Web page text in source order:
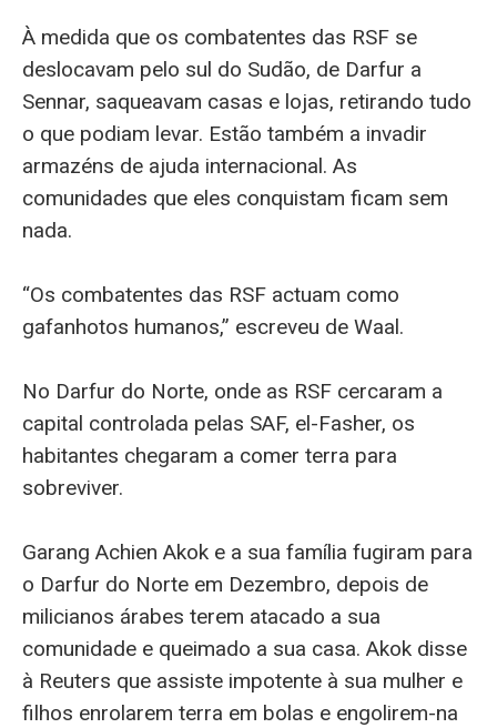
À medida que os combatentes das RSF se
deslocavam pelo sul do Sudão, de Darfur a
Sennar, saqueavam casas e lojas, retirando tudo
o que podiam levar. Estão também a invadir
armazéns de ajuda internacional. As
comunidades que eles conquistam ficam sem
nada.
“Os combatentes das RSF actuam como
gafanhotos humanos,” escreveu de Waal.
No Darfur do Norte, onde as RSF cercaram a
capital controlada pelas SAF, el-Fasher, os
habitantes chegaram a comer terra para
sobreviver.
Garang Achien Akok e a sua família fugiram para
o Darfur do Norte em Dezembro, depois de
milicianos árabes terem atacado a sua
comunidade e queimado a sua casa. Akok disse
à Reuters que assiste impotente à sua mulher e
filhos enrolarem terra em bolas e engolirem-na